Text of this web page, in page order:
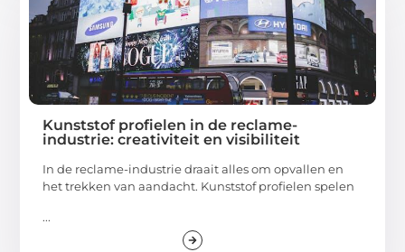
Kunststof profielen in de reclame-
industrie: creativiteit en visibiliteit
In de reclame-industrie draait alles om opvallen en
het trekken van aandacht. Kunststof profielen spelen
...